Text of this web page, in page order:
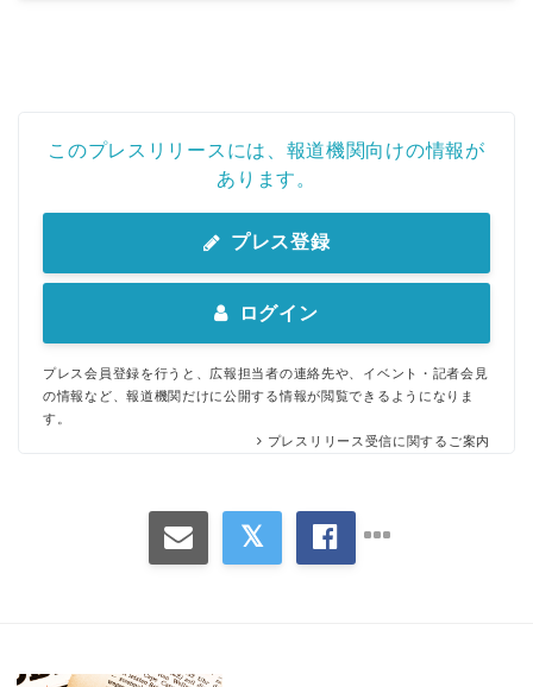
このプレスリリースには、報道機関向けの情報が
あります。
プレス登録
ログイン
プレス会員登録を行うと、広報担当者の連絡先や、イベント・記者会見
の情報など、報道機関だけに公開する情報が閲覧できるようになりま
す。
プレスリリース受信に関するご案内